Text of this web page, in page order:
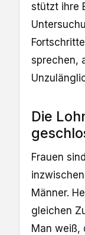
stützt ihre
sprechen,
Die
Frauen
Männer.
gleichen
Man weiß,